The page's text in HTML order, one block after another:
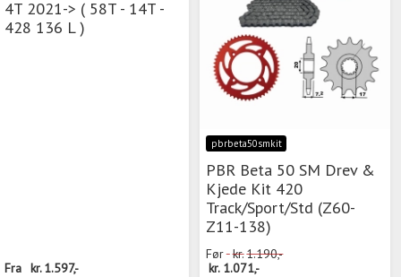
4T 2021-> ( 58T - 14T -
428 136 L )
Fra kr.1.597,-
pbrbeta50smkit
PBR Beta 50 SM Drev &
Kjede Kit 420
Track/Sport/Std (Z60-
Z11-138)
Før kr.1.190,-
kr. 1.071,-